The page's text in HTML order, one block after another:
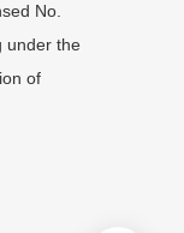
No.
under the
of